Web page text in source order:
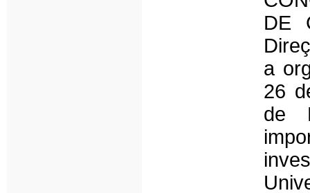
DE
a
26
de